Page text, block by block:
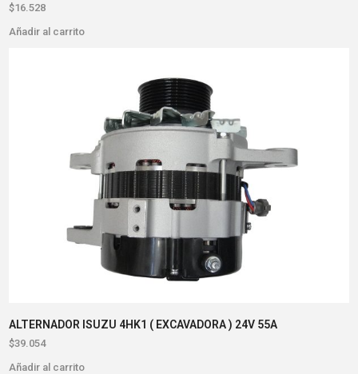
$16.528
Añadir al carrito
ALTERNADOR ISUZU 4HK1 ( EXCAVADORA ) 24V 55A
$39.054
Añadir al carrito